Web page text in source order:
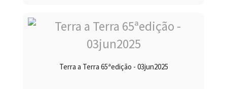
Terra a Terra 65ªedição - 03jun2025